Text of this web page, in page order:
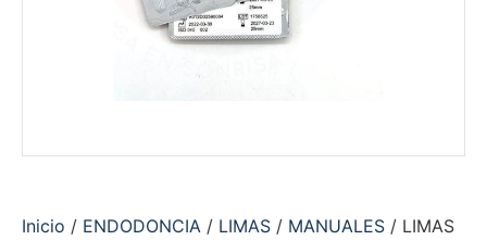
Inicio / ENDODONCIA / LIMAS / MANUALES / LIMAS